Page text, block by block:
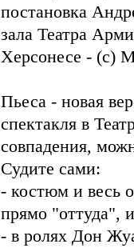
постановка
зала Театра
Херсонесе - (c)
Пьеса - новая
спектакля в
совпадения,
Судите сами:
- костюм и весь
прямо "оттуда",
- в ролях Дон